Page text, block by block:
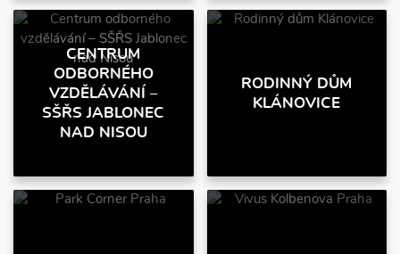
CENTRUM
ODBORNÉHO
VZDĚLÁVÁNÍ –
SŠŘS JABLONEC
NAD NISOU
RODINNÝ DŮM
KLÁNOVICE